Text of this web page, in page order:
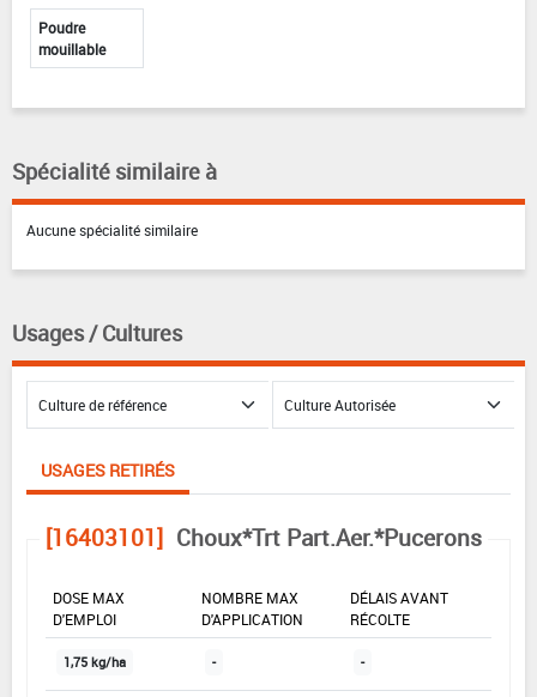
Poudre
mouillable
Spécialité similaire à
Aucune spécialité similaire
Usages / Cultures
USAGES RETIRÉS
[16403101] Choux*Trt Part.Aer.*Pucerons
DOSE MAX
D'EMPLOI
NOMBRE MAX
D'APPLICATION
DÉLAIS AVANT
RÉCOLTE
1,75 kg/ha - -